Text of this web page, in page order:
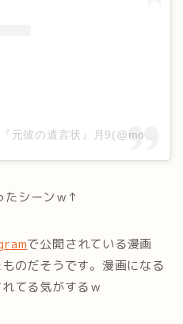
たシーンｗ↑
で公開されている漫画
のだそうです。漫画になる
てる気がするｗ